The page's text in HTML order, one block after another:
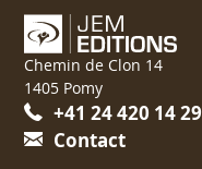
Chemin de Clon 14
1405 Pomy
+41 24 420 14 29
Contact